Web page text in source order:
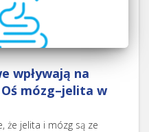
wpływają na
mózg–jelita w
że jelita i mózg są ze